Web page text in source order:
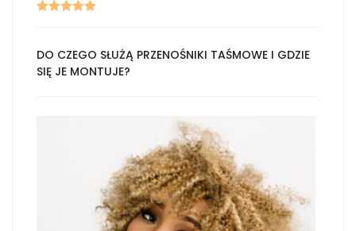
DO CZEGO SŁUŻĄ PRZENOŚNIKI TAŚMOWE I GDZIE
SIĘ JE MONTUJE?